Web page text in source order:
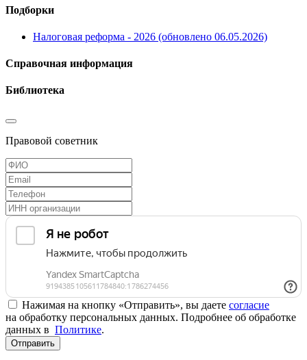
Подборки
Налоговая реформа - 2026 (обновлено 06.05.2026)
Справочная информация
Библиотека
Правовой советник
Нажимая на кнопку «Отправить», вы даете согласие
на обработку персональных данных. Подробнее об обработке
данных в Политике.
Отправить